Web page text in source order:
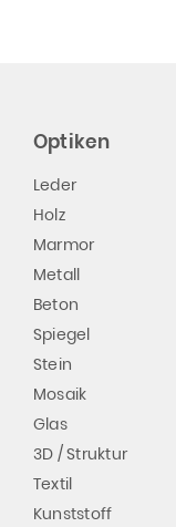
Optiken
Leder
Holz
Marmor
Metall
Beton
Spiegel
Stein
Mosaik
Glas
3D / Struktur
Textil
Kunststoff